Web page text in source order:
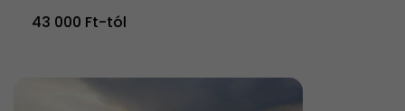
43 000 Ft-tól